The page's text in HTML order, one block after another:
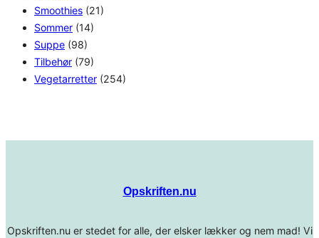
Smoothies (21)
Sommer (14)
Suppe (98)
Tilbehør (79)
Vegetarretter (254)
Opskriften.nu
Opskriften.nu er stedet for alle, der elsker lækker og nem mad! Vi